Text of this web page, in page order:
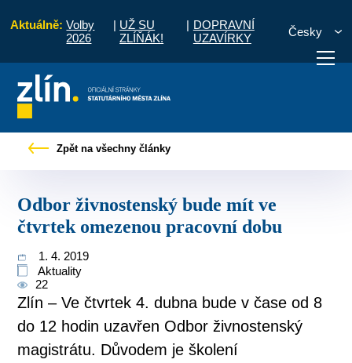
Aktuálně: Volby
2026
| UŽ SU
ZLÍŇÁK!
| DOPRAVNÍ
UZAVÍRKY
Česky
vyřídit Potřebuji zaplatit
Zpět na všechny články
Odbor živnostenský bude mít ve
čtvrtek omezenou pracovní dobu
1. 4. 2019
Aktuality
22
Zlín – Ve čtvrtek 4. dubna bude v čase od 8
do 12 hodin uzavřen Odbor živnostenský
magistrátu. Důvodem je školení